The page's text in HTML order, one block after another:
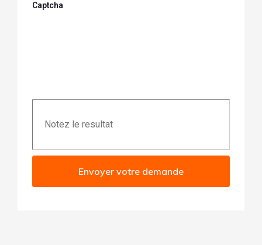
Captcha
Envoyer votre demande